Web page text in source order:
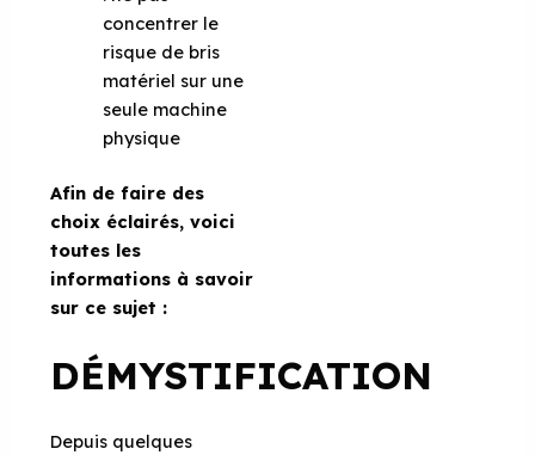
concentrer le
risque de bris
matériel sur une
seule machine
physique
Afin de faire des
choix éclairés, voici
toutes les
informations à savoir
sur ce sujet :
DÉMYSTIFICATION
Depuis quelques